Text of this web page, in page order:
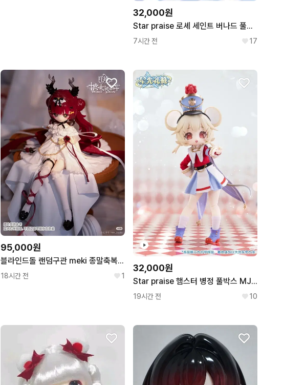
32,000원
Star praise 로셰 세인트 버나드 풀박스 강아지 간호사 MJD 랜덤구관 블라인드 박스 돌
7시간 전 17
95,000원
블라인드돌 랜덤구관 meki 종말축복 시크릿 Order
18시간 전 1
32,000원
Star praise 햄스터 병정 풀박스 MJD 랜덤구관 블라인드 박스 돌
19시간 전 10